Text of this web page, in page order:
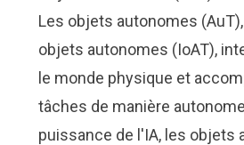
Les objets autonomes
objets autonomes (IoAT),
le monde physique et
tâches de manière
puissance de l'IA, les objets